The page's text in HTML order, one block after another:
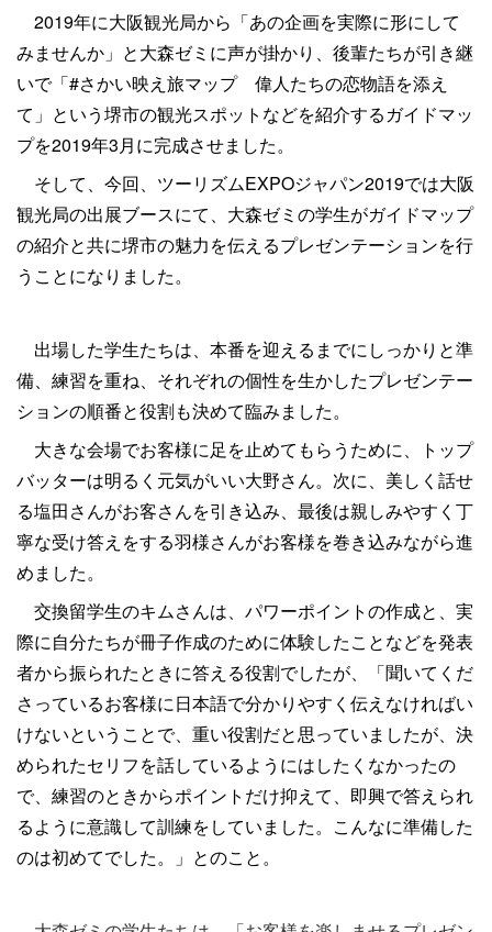
2019年に大阪観光局から「あの企画を実際に形にして
みませんか」と大森ゼミに声が掛かり、後輩たちが引き継
いで「#さかい映え旅マップ 偉人たちの恋物語を添え
て」という堺市の観光スポットなどを紹介するガイドマッ
プを2019年3月に完成させました。
そして、今回、ツーリズムEXPOジャパン2019では大阪
観光局の出展ブースにて、大森ゼミの学生がガイドマップ
の紹介と共に堺市の魅力を伝えるプレゼンテーションを行
うことになりました。
出場した学生たちは、本番を迎えるまでにしっかりと準
備、練習を重ね、それぞれの個性を生かしたプレゼンテー
ションの順番と役割も決めて臨みました。
大きな会場でお客様に足を止めてもらうために、トップ
バッターは明るく元気がいい大野さん。次に、美しく話せ
る塩田さんがお客さんを引き込み、最後は親しみやすく丁
寧な受け答えをする羽様さんがお客様を巻き込みながら進
めました。
交換留学生のキムさんは、パワーポイントの作成と、実
際に自分たちが冊子作成のために体験したことなどを発表
者から振られたときに答える役割でしたが、「聞いてくだ
さっているお客様に日本語で分かりやすく伝えなければい
けないということで、重い役割だと思っていましたが、決
められたセリフを話しているようにはしたくなかったの
で、練習のときからポイントだけ抑えて、即興で答えられ
るように意識して訓練をしていました。こんなに準備した
のは初めてでした。」とのこと。